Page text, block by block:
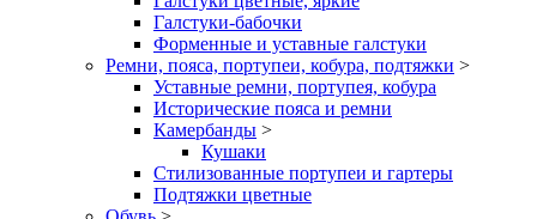
Галстуки-бабочки
Форменные и уставные галстуки
Ремни, пояса, портупеи, кобура, подтяжки >
Уставные ремни, портупея, кобура
Исторические пояса и ремни
Камербанды >
Кушаки
Стилизованные портупеи и гартеры
Подтяжки цветные